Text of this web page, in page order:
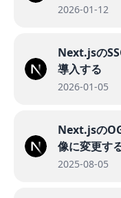
2026-01-12
Next.jsの
導入する
2026-01-05
Next.jsの
像に変更す
2025-08-05